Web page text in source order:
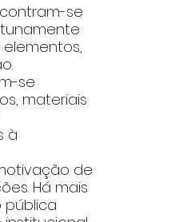
se
se
materiais
à
de
Há mais